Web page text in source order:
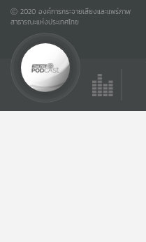
Ⓒ 2020 องค์การกระจายเสียงและแพร่ภาพ
สาธารณะแห่งประเทศไทย